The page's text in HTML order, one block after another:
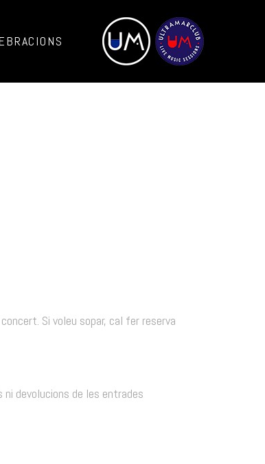
Si voleu sopar, cal fer reserva
ni devolucions de les entrades